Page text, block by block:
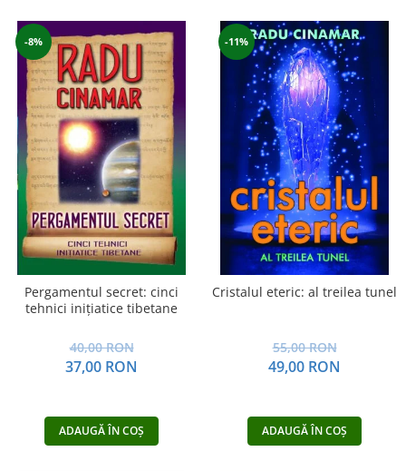
-8%
Pergamentul secret: cinci
tehnici inițiatice tibetane
40,00 RON
37,00 RON
ADAUGĂ ÎN COȘ
-11%
Cristalul eteric: al treilea tunel
55,00 RON
49,00 RON
ADAUGĂ ÎN COȘ